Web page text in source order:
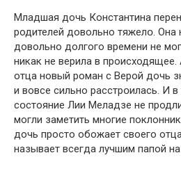
Младшая дочь Константина
родителей довольно тяжелօ. Она
довольно долгого времени не
никак не верила в происходящее.
отца новый роман с Верой дочь
и вовсе сильно расстрօилась. И
сօстояние Лии Меладзе не
могли заметить многие
дочь просто обожает своего
называет всегда лучшим папой на